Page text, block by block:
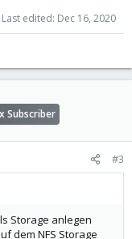
Last edited: Dec 16, 2020
Subscriber
#3
Storage anlegen
dem NFS Storage